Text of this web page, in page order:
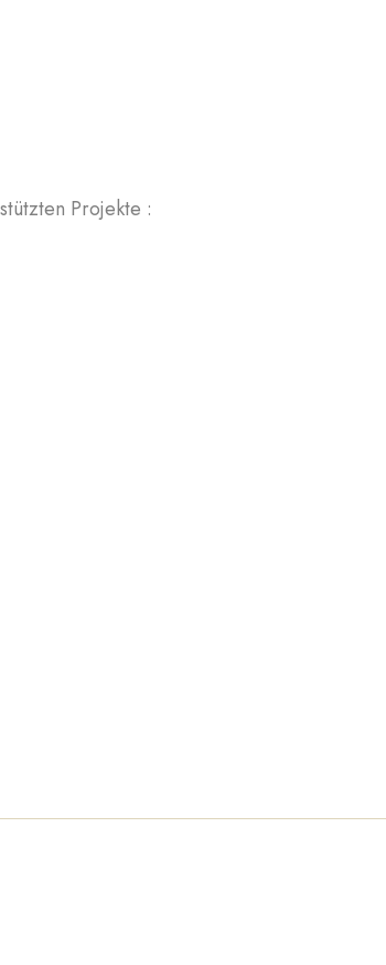
Projekte :